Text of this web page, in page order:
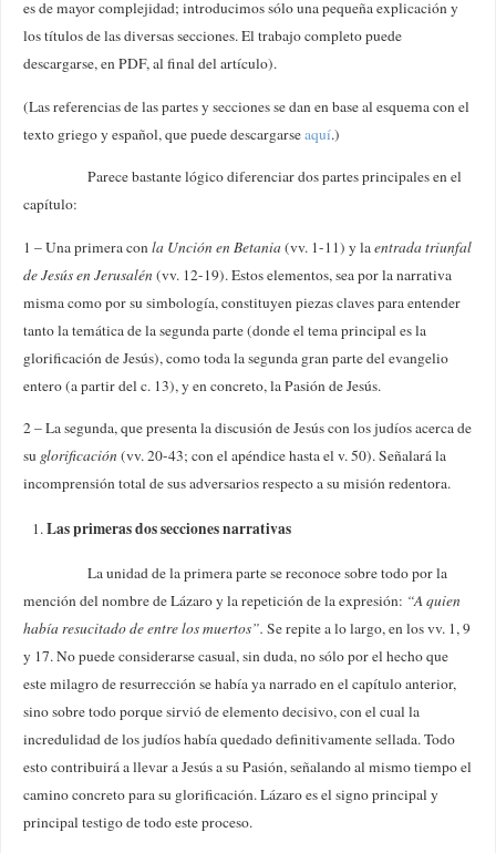
es de mayor complejidad; introducimos sólo una pequeña explicación y
los títulos de las diversas secciones. El trabajo completo puede
descargarse, en PDF, al final del artículo).
(Las referencias de las partes y secciones se dan en base al esquema con el
texto griego y español, que puede descargarseaquí.)
Parece bastante lógico diferenciar dos partes principales en el
capítulo:
1 – Una primera conla Unción en Betania(vv. 1-11) y laentrada triunfal
de Jesús en Jerusalén(vv. 12-19). Estos elementos, sea por la narrativa
misma como por su simbología, constituyen piezas claves para entender
tanto la temática de la segunda parte (donde el tema principal es la
glorificación de Jesús), como toda la segunda gran parte del evangelio
entero (a partir del c. 13), y en concreto, la Pasión de Jesús.
2 – La segunda, que presenta la discusión de Jesús con los judíos acerca de
su glorificación(vv. 20-43; con el apéndice hasta el v. 50). Señalará la
incomprensión total de sus adversarios respecto a su misión redentora.
Las primeras dos secciones narrativas
La unidad de la primera parte se reconoce sobre todo por la
mención del nombre de Lázaro y la repetición de la expresión: “A quien
había resucitado de entre los muertos”.Se repite a lo largo, en los vv. 1, 9
y 17. No puede considerarse casual, sin duda, no sólo por el hecho que
este milagro de resurrección se había ya narrado en el capítulo anterior,
sino sobre todo porque sirvió de elemento decisivo, con el cual la
incredulidad de los judíos había quedado definitivamente sellada. Todo
esto contribuirá a llevar a Jesús a su Pasión, señalando al mismo tiempo el
camino concreto para su glorificación. Lázaro es el signo principal y
principal testigo de todo este proceso.